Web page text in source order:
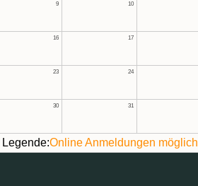
9 10
16 17
23 24
30 31
Legende:Online Anmeldungen möglich